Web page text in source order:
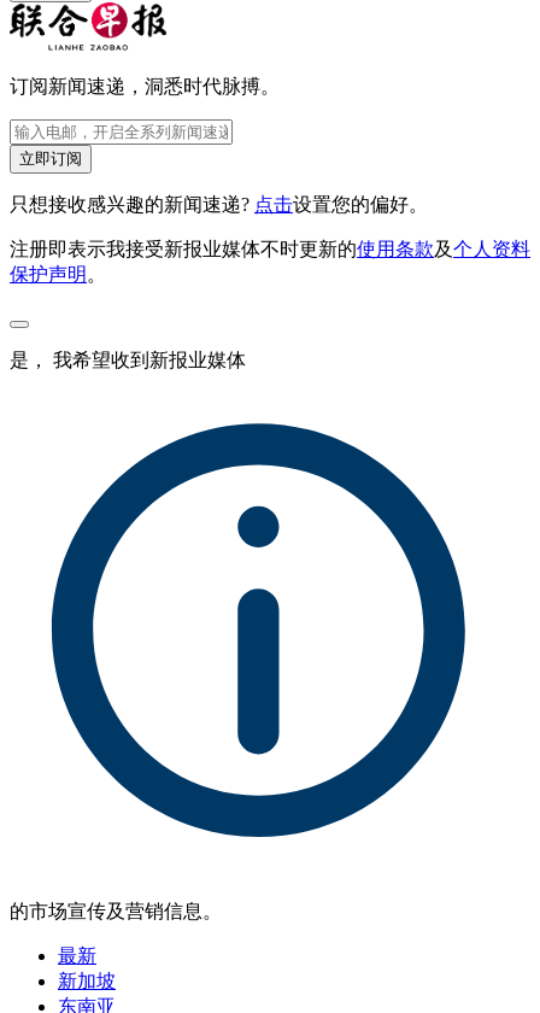
订阅新闻速递，洞悉时代脉搏。
立即订阅
只想接收感兴趣的新闻速递? 点击设置您的偏好。
注册即表示我接受新报业媒体不时更新的使用条款及个人资料
保护声明 。
是， 我希望收到新报业媒体
的市场宣传及营销信息。
最新
新加坡
东南亚